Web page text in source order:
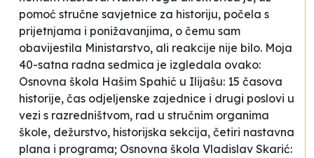
pomoć stručne savjetnice za historiju, počela s
prijetnjama i ponižavanjima, o čemu sam
obavijestila Ministarstvo, ali reakcije nije bilo. Moja
40-satna radna sedmica je izgledala ovako:
Osnovna škola Hašim Spahić u Ilijašu: 15 časova
historije, čas odjeljenske zajednice i drugi poslovi u
vezi s razredništvom, rad u stručnim organima
škole, dežurstvo, historijska sekcija, četiri nastavna
plana i programa; Osnovna škola Vladislav Skarić: